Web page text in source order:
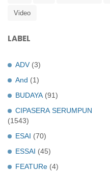
Video
LABEL
ADV (3)
And (1)
BUDAYA (91)
CIPASERA SERUMPUN
(1543)
ESAI (70)
ESSAI (45)
FEATURe (4)